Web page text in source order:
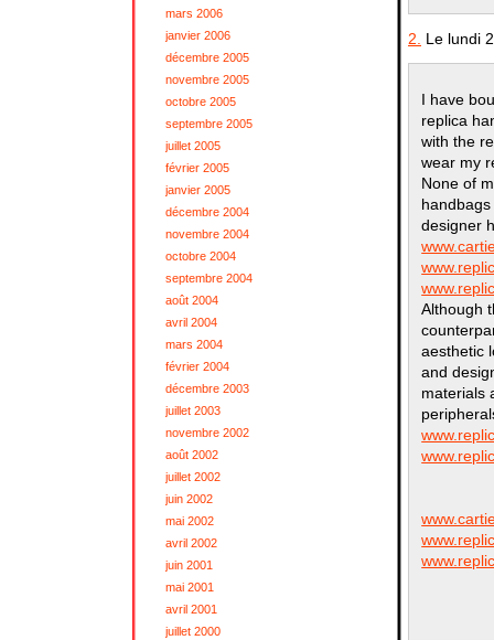
2. Le lundi
I have
replica
with the
wear my
None of
designer
Although
aesthetic
and
materials
mars 2006
janvier 2006
décembre 2005
novembre 2005
octobre 2005
septembre 2005
juillet 2005
février 2005
janvier 2005
décembre 2004
novembre 2004
octobre 2004
septembre 2004
août 2004
avril 2004
mars 2004
février 2004
décembre 2003
juillet 2003
novembre 2002
août 2002
juillet 2002
juin 2002
mai 2002
avril 2002
juin 2001
mai 2001
avril 2001
juillet 2000